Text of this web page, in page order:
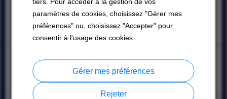
paramètres de cookies, choisissez "Gérer mes
préférences" ou, choisissez "Accepter" pour
consentir à l'usage des cookies.
Rejeter
Gérer mes préférences
OTC Functional Consultant/Architect
Bangalore, Karnataka
08/10/2026
Senior Service Engineer
Bangkok
08/10/2026